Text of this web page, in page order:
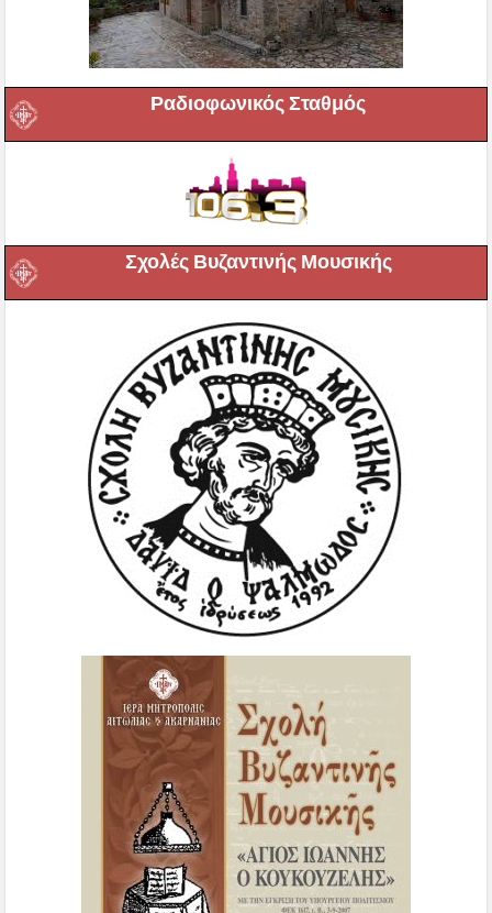
Ραδιοφωνικός Σταθμός
Σχολές Βυζαντινής Μουσικής